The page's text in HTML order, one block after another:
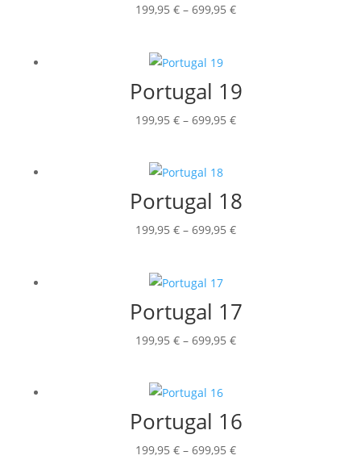
199,95€ –699,95€Preisspanne:
Portugal 19
199,95€ –699,95€Preisspanne:
Portugal 18
199,95€ –699,95€Preisspanne:
Portugal 17
199,95€ –699,95€Preisspanne:
Portugal 16
199,95€ –699,95€Preisspanne: